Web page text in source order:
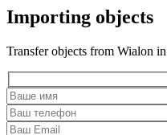
Importing objects
Transfer objects from Wialon